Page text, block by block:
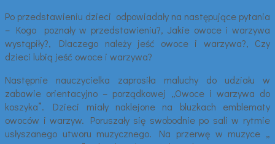
Po przedstawieniu dzieci odpowiadały na następujące pytania
– Kogo poznały w przedstawieniu?, Jakie owoce i warzywa
wystąpiły?, Dlaczego należy jeść owoce i warzywa?, Czy
dzieci lubią jeść owoce i warzywa?
Następnie nauczycielka zaprosiła maluchy do udziału w
zabawie orientacyjno – porządkowej „Owoce i warzywa do
koszyka”. Dzieci miały naklejone na bluzkach emblematy
owoców i warzyw. Poruszały się swobodnie po sali w rytmie
usłyszanego utworu muzycznego. Na przerwę w muzyce „